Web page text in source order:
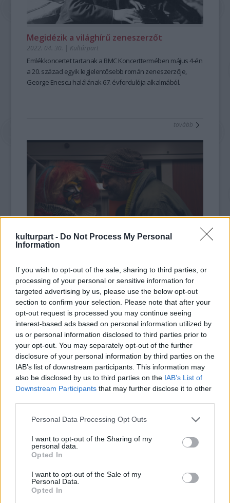
kulturpart - Do Not Process My Personal
Information
If you wish to opt-out of the sale, sharing to third parties, or
processing of your personal or sensitive information for
targeted advertising by us, please use the below opt-out
section to confirm your selection. Please note that after your
opt-out request is processed you may continue seeing
interest-based ads based on personal information utilized by
us or personal information disclosed to third parties prior to
your opt-out. You may separately opt-out of the further
disclosure of your personal information by third parties on the
IAB’s list of downstream participants. This information may
also be disclosed by us to third parties on the IAB’s List of
Downstream Participants that may further disclose it to other
Please note that this website/app uses one or more Google
not limited to your visit or usage behaviour. You may click to
grant or deny consent to Google and its third-party tags to
use your data for below specified purposes in below Google
consent section.
Personal Data Processing Opt Outs
I want to opt-out of the Sharing of my
personal data.
Opted In
I want to opt-out of the Sale of my
Personal Data.
Opted In
Megidézik a világhírű zeneszerzőt
2022. 04. 30. | Kultúrpart
Emlékkoncertet tartanak a BMC Koncerttermében május 4-én
a 20. század egyik legjelentősebb román zeneszerzője,
George Enescu halálának 67. évfordulója alkalmából.
tovább
Október 28-tól vetítik a mozik a magyar-román
koprodukcióban készült
Éjjeli őrjárat
című filmet, amelynek
rendezője és operatőre a román film egyik legendás alakja,
Demian József.
tovább
Készülőben a román-magyar
együttműködés
2021. 10. 25.